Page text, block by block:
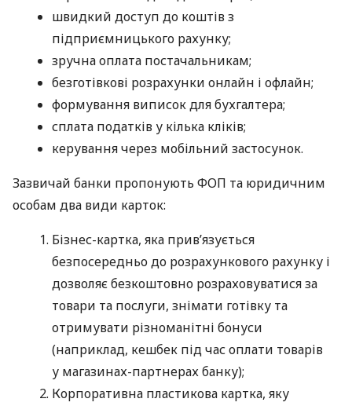
швидкий доступ до коштів з
підприємницького рахунку;
зручна оплата постачальникам;
безготівкові розрахунки онлайн і офлайн;
формування виписок для бухгалтера;
сплата податків у кілька кліків;
керування через мобільний застосунок.
Зазвичай банки пропонують ФОП та юридичним
особам два види карток:
Бізнес-картка, яка прив’язується
безпосередньо до розрахункового рахунку і
дозволяє безкоштовно розраховуватися за
товари та послуги, знімати готівку та
отримувати різноманітні бонуси
(наприклад, кешбек під час оплати товарів
у магазинах-партнерах банку);
Корпоративна пластикова картка, яку